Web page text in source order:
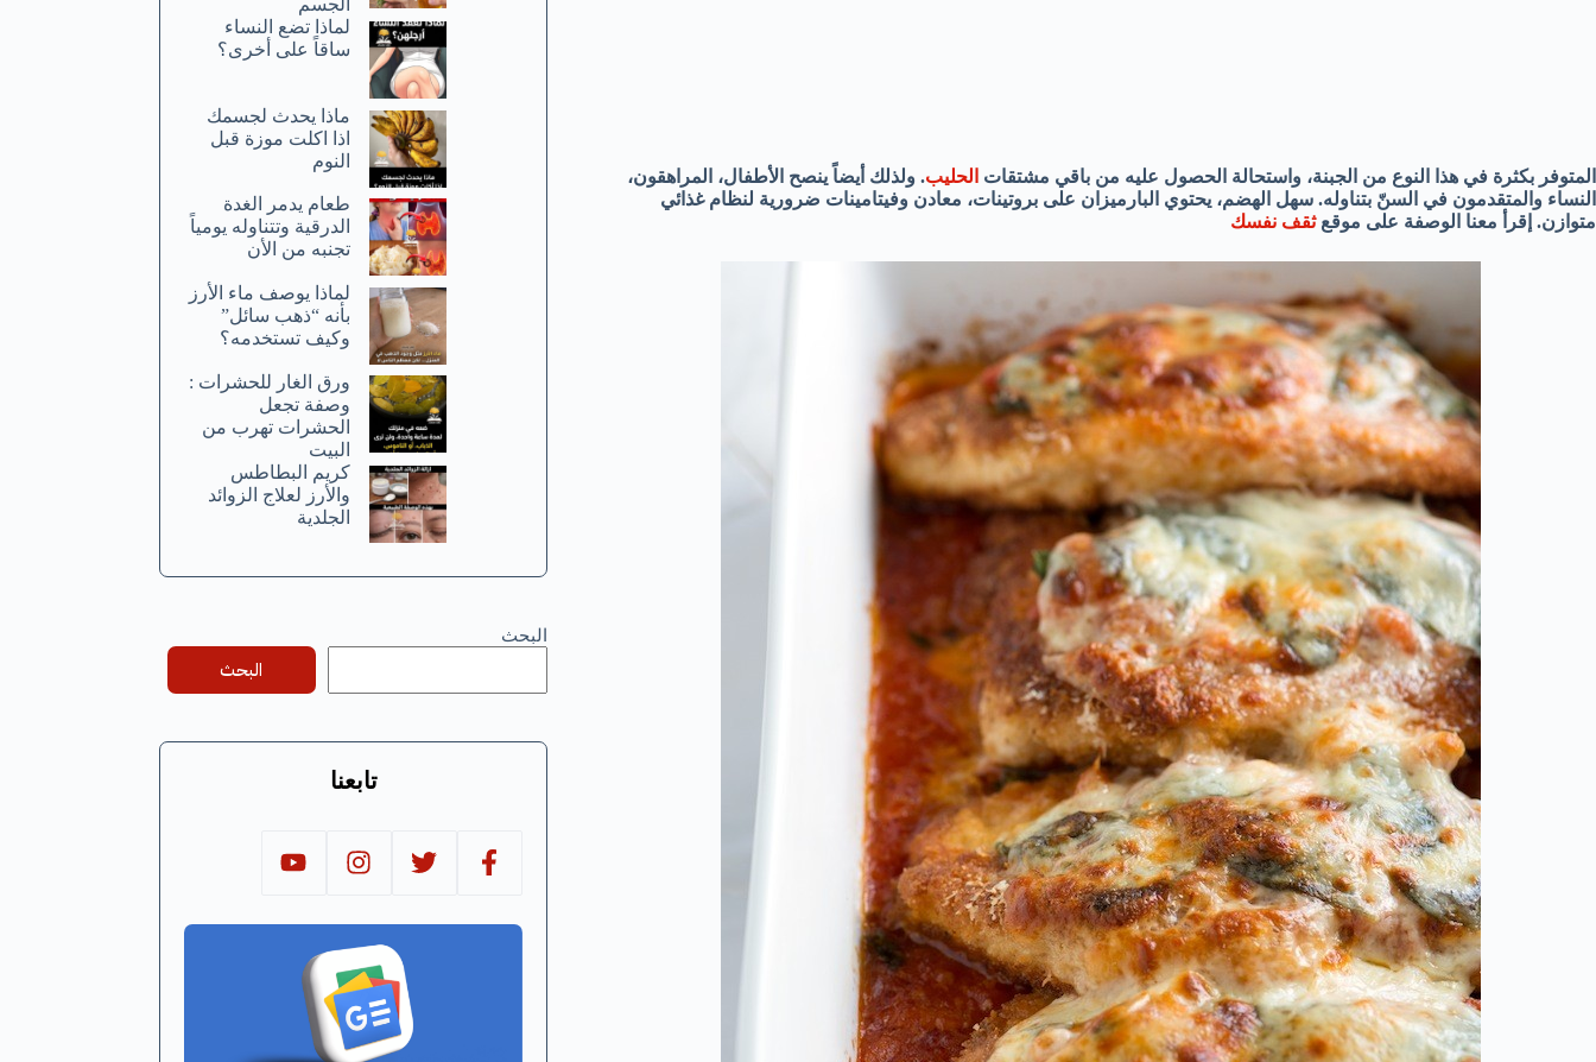
المتوفر بكثرة في هذا النوع من الجبنة، واستحالة الحصول عليه من باقي مشتقات الحليب. ولذلك أيضاً ينصح الأطفال، المراهقون،
النساء والمتقدمون في السنّ بتناوله. سهل الهضم، يحتوي البارميزان على بروتينات، معادن وفيتامينات ضرورية لنظام غذائي
متوازن. إقرأ معنا الوصفة على موقعثقف نفسك
الجسم
لماذا تضع النساء
ساقاً على أخرى؟
ماذا يحدث لجسمك
اذا اكلت موزة قبل
النوم
طعام يدمر الغدة
الدرقية وتتناوله يومياً
تجنبه من الأن
لماذا يوصف ماء الأرز
بأنه “ذهب سائل”
وكيف تستخدمه؟
ورق الغار للحشرات :
وصفة تجعل
الحشرات تهرب من
البيت
كريم البطاطس
والأرز لعلاج الزوائد
الجلدية
البحث
البحث
تابعنا